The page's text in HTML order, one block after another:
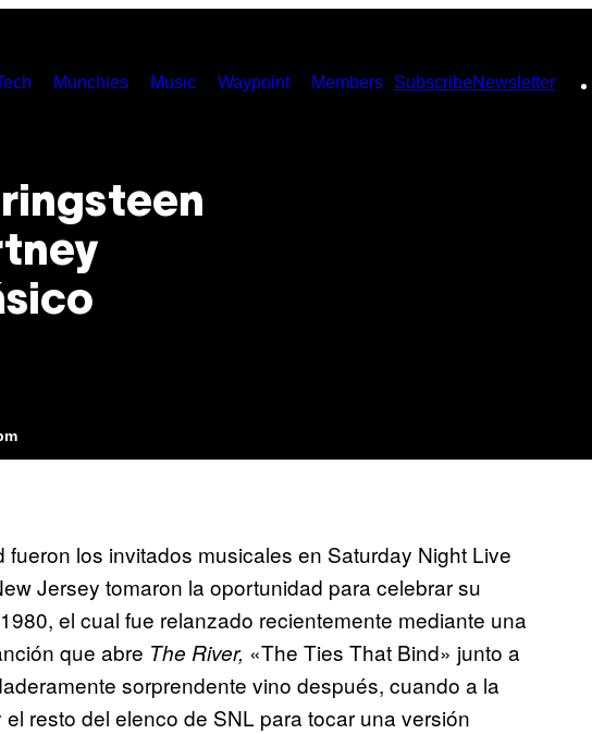
Munchies Music Waypoint Members SubscribeNewsletter
los invitados musicales en Saturday Night Live
Jersey tomaron la oportunidad para celebrar su
el cual fue relanzado recientemente mediante una
que abre The River, «The Ties That Bind» junto a
sorprendente vino después, cuando a la
resto del elenco de SNL para tocar una versión